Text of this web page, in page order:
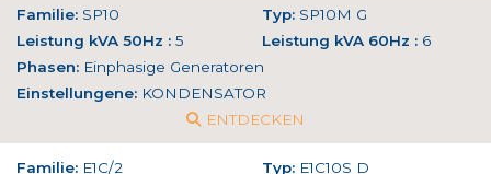
Familie: SP10 Typ: SP10M G
Leistung kVA 50Hz : 5 Leistung kVA 60Hz : 6
Phasen: Einphasige Generatoren
Einstellungene: KONDENSATOR
ENTDECKEN
Familie: E1C/2 Typ: E1C10S D